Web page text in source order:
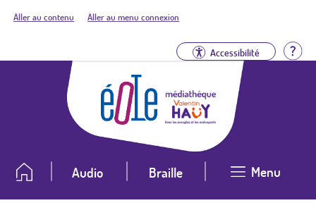
Aller au contenu Aller au menu connexion
Accessibilité
Audio Braille Menu